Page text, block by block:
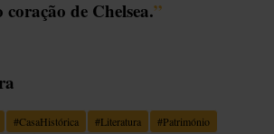
de Chelsea.”
#CasaHistórica #Literatura #Património